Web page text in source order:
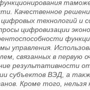
Качественное
технологий и
цифровизации
управления.
связанных в первую
результативности
субъектов ВЭД, а
Кроме того,